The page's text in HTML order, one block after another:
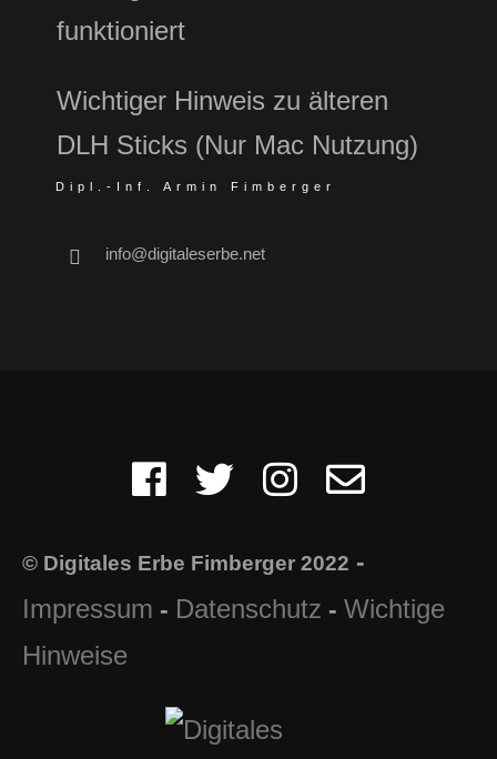
funktioniert
Wichtiger Hinweis zu älteren
DLH Sticks (Nur Mac Nutzung)
Dipl.-Inf. Armin Fimberger
info@digitaleserbe.net
© Digitales Erbe Fimberger 2022 -
Impressum - Datenschutz - Wichtige
Hinweise